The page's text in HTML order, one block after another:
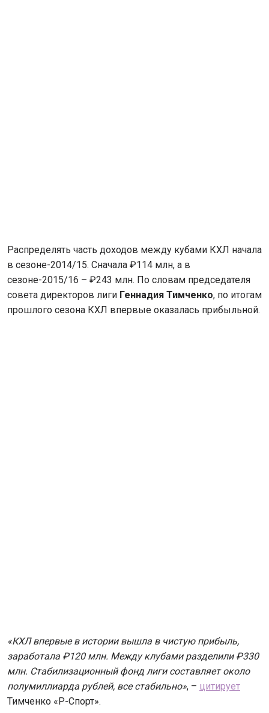
Распределять часть доходов между кубами КХЛ начала
в сезоне-2014/15. Сначала ₽114 млн, а в
сезоне-2015/16 – ₽243 млн. По словам председателя
совета директоров лиги Геннадия Тимченко, по итогам
прошлого сезона КХЛ впервые оказалась прибыльной.
«КХЛ впервые в истории вышла в чистую прибыль,
заработала ₽120 млн. Между клубами разделили ₽330
млн. Стабилизационный фонд лиги составляет около
полумиллиарда рублей, все стабильно», – цитирует
Тимченко «Р-Спорт».